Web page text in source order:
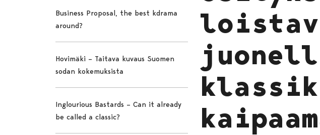
Business Proposal, the best kdrama
around?
Hovimäki – Taitava kuvaus Suomen
sodan kokemuksista
Inglourious Bastards – Can it already
be called a classic?